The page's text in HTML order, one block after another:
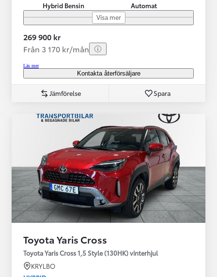
Hybrid Bensin
Automat
Visa mer
269 900 kr
Från 3 170 kr/mån
Läs mer
Kontakta återförsäljare
Jämförelse Spara
Toyota Yaris Cross
Toyota Yaris Cross 1,5 Style (130HK) vinterhjul
KRYLBO